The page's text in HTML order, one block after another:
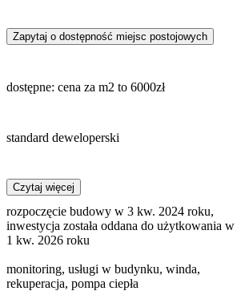
Zapytaj o dostępność miejsc postojowych
dostępne: cena za m2 to 6000zł
standard deweloperski
Czytaj więcej
rozpoczęcie budowy w 3 kw. 2024 roku,
inwestycja została oddana do użytkowania w
1 kw. 2026 roku
monitoring, usługi w budynku, winda,
rekuperacja, pompa ciepła